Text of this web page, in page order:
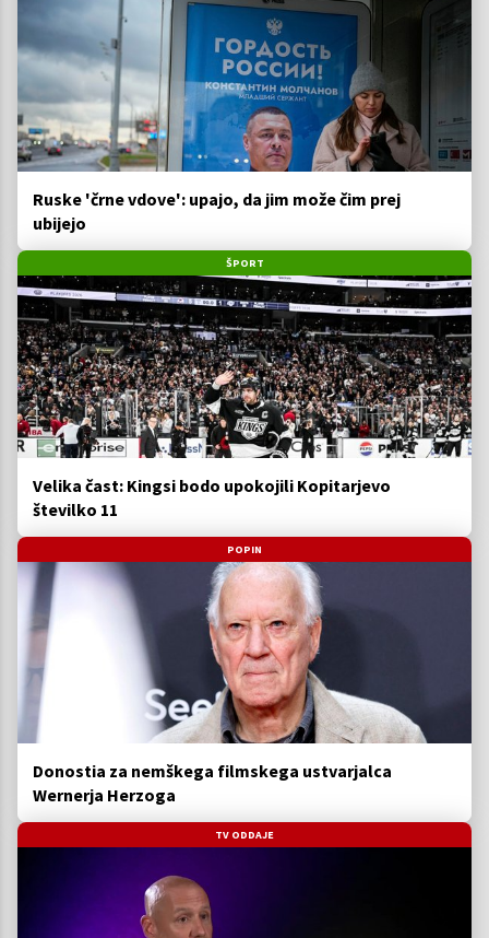
Ruske 'črne vdove': upajo, da jim može čim prej
ubijejo
ŠPORT
Velika čast: Kingsi bodo upokojili Kopitarjevo
številko 11
POPIN
Donostia za nemškega filmskega ustvarjalca
Wernerja Herzoga
TV ODDAJE